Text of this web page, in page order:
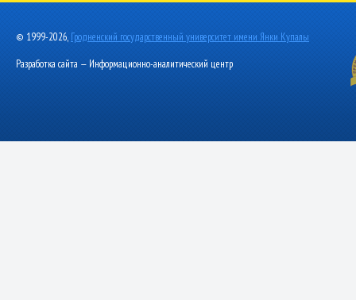
© 1999-2026, Гродненский государственный университет имени Янки Купалы
Разработка сайта — Информационно-аналитический центр